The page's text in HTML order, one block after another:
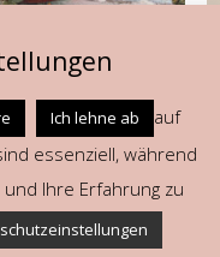
erfahren,
wurde,
Ich lehne ab
auf
essenziell, während
Ihre Erfahrung zu